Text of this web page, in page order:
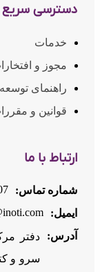
دسترسی سریع
خدمات
مجوز و
راهنمای
قوانین و
ارتباط با ما
شماره تماس:
ایمیل:
آدرس:
دفتر